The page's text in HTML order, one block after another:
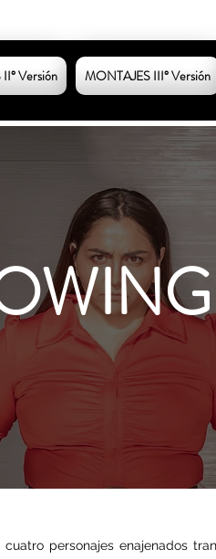
Versión MONTAJES III° Versión
personajes enajenados